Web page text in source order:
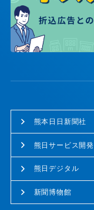
熊本日日新聞社
熊日サービス開発
熊日デジタル
新聞博物館